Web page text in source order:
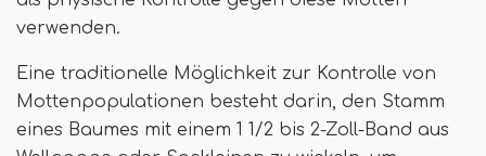
verwenden.
Eine traditionelle Möglichkeit zur Kontrolle von
Mottenpopulationen besteht darin, den Stamm
eines Baumes mit einem 1 1/2 bis 2-Zoll-Band aus